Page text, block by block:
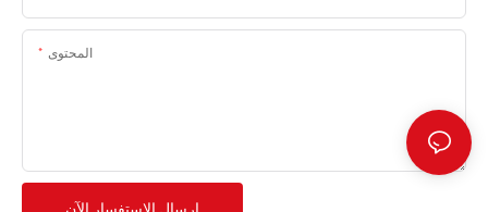
المحتوى
إرسال الاستفسار الآن